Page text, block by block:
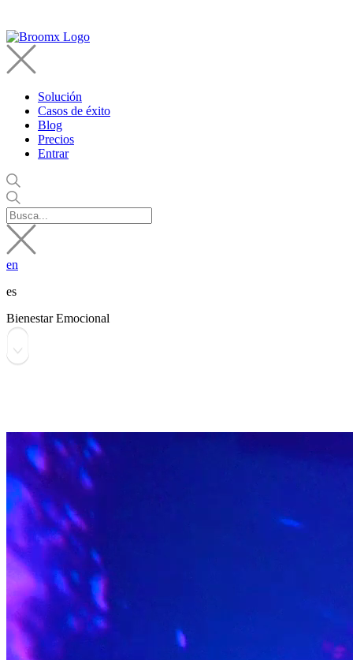
Solución
Casos de éxito
Blog
Precios
Entrar
en
es
Bienestar Emocional